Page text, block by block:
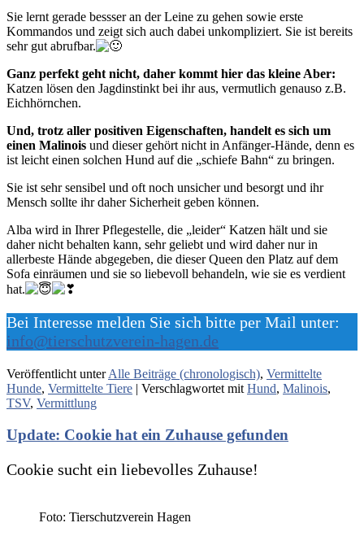
Sie lernt gerade bessser an der Leine zu gehen sowie erste
Kommandos und zeigt sich auch dabei unkompliziert. Sie ist bereits
sehr gut abrufbar.
Ganz perfekt geht nicht, daher kommt hier das kleine Aber:
Katzen lösen den Jagdinstinkt bei ihr aus, vermutlich genauso z.B.
Eichhörnchen.
Und, trotz aller positiven Eigenschaften, handelt es sich um
einen Malinois und dieser gehört nicht in Anfänger-Hände, denn es
ist leicht einen solchen Hund auf die „schiefe Bahn“ zu bringen.
Sie ist sehr sensibel und oft noch unsicher und besorgt und ihr
Mensch sollte ihr daher Sicherheit geben können.
Alba wird in Ihrer Pflegestelle, die „leider“ Katzen hält und sie
daher nicht behalten kann, sehr geliebt und wird daher nur in
allerbeste Hände abgegeben, die dieser Queen den Platz auf dem
Sofa einräumen und sie so liebevoll behandeln, wie sie es verdient
hat.
Bei Interesse melden Sie sich bitte per Mail unter:
info@tierschutzverein-hagen.de
Veröffentlicht unter Alle Beiträge (chronologisch), Vermittelte
Hunde, Vermittelte Tiere | Verschlagwortet mit Hund, Malinois,
TSV, Vermittlung
Update: Cookie hat ein Zuhause gefunden
Cookie sucht ein liebevolles Zuhause!
Foto: Tierschutzverein Hagen